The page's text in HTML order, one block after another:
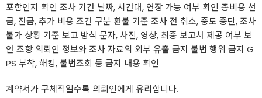
포함인지 확인 조사 기간 날짜, 시간대, 연장 가능 여부 확인 총비용 선
금, 잔금, 추가 비용 조건 구분 환불 기준 조사 전 취소, 중도 중단, 조사
불가 상황 기준 보고 방식 문자, 사진, 영상, 최종 보고서 제공 여부 보
안 조항 의뢰인 정보와 조사 자료의 외부 유출 금지 불법 행위 금지 G
PS 부착, 해킹, 불법조회 등 금지 내용 확인
계약서가 구체적일수록 의뢰인에게 유리합니다.